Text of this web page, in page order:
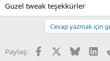
Guzel tweak teşekkürler
Cevap yazmak için
Paylaş: Facebook Bluesky